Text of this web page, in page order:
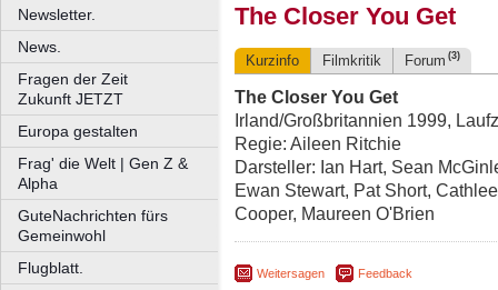
Newsletter.
News.
Fragen der Zeit
Zukunft JETZT
Europa gestalten
Frag' die Welt | Gen Z &
Alpha
GuteNachrichten fürs
Gemeinwohl
Flugblatt.
The Closer You Get
Kurzinfo Filmkritik Forum (3)
The Closer You Get
Irland/Großbritannien 1999,
Regie: Aileen Ritchie
Darsteller: Ian Hart, Sean
Ewan Stewart, Pat Short,
Cooper, Maureen O'Brien
Weitersagen Feedback